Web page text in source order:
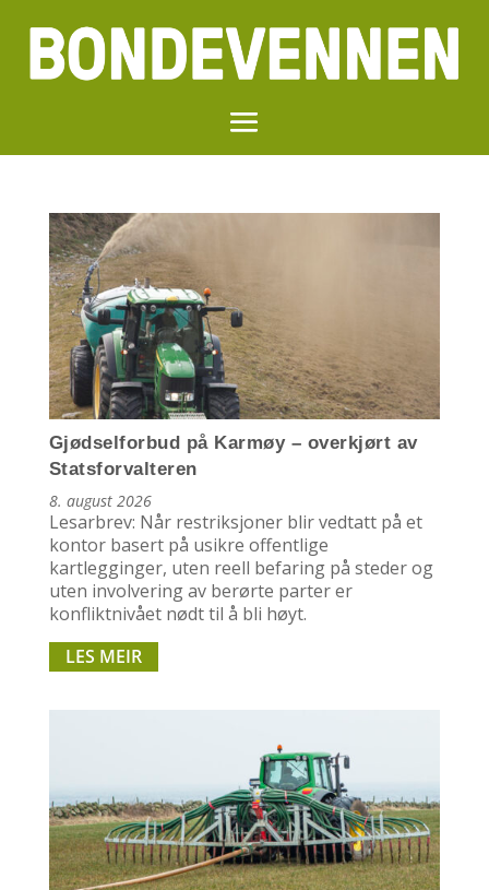
Gjødselforbud på Karmøy – overkjørt av
Statsforvalteren
8. august 2026
Lesarbrev: Når restriksjoner blir vedtatt på et
kontor basert på usikre offentlige
kartlegginger, uten reell befaring på steder og
uten involvering av berørte parter er
konfliktnivået nødt til å bli høyt.
LES MEIR